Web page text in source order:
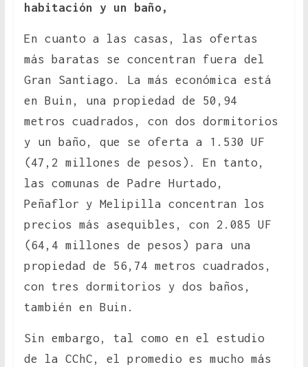
habitación y un baño,
En cuanto a las casas, las ofertas
más baratas se concentran fuera del
Gran Santiago. La más económica está
en Buin, una propiedad de 50,94
metros cuadrados, con dos dormitorios
y un baño, que se oferta a 1.530 UF
(47,2 millones de pesos). En tanto,
las comunas de Padre Hurtado,
Peñaflor y Melipilla concentran los
precios más asequibles, con 2.085 UF
(64,4 millones de pesos) para una
propiedad de 56,74 metros cuadrados,
con tres dormitorios y dos baños,
también en Buin.
Sin embargo, tal como en el estudio
de la CChC, el promedio es mucho más